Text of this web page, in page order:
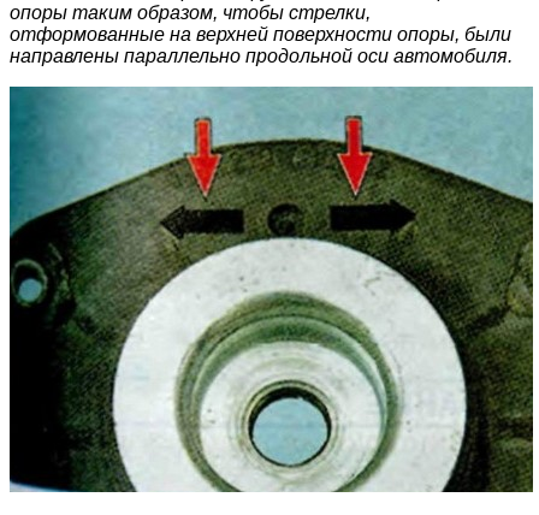
опоры таким образом, чтобы стрелки,
отформованные на верхней поверхности опоры, были
направлены параллельно продольной оси автомобиля.